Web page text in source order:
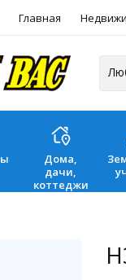
Главная
Дома,
дачи,
коттеджи